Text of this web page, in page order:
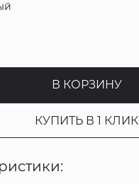
В КОРЗИНУ
КУПИТЬ В 1 КЛИК